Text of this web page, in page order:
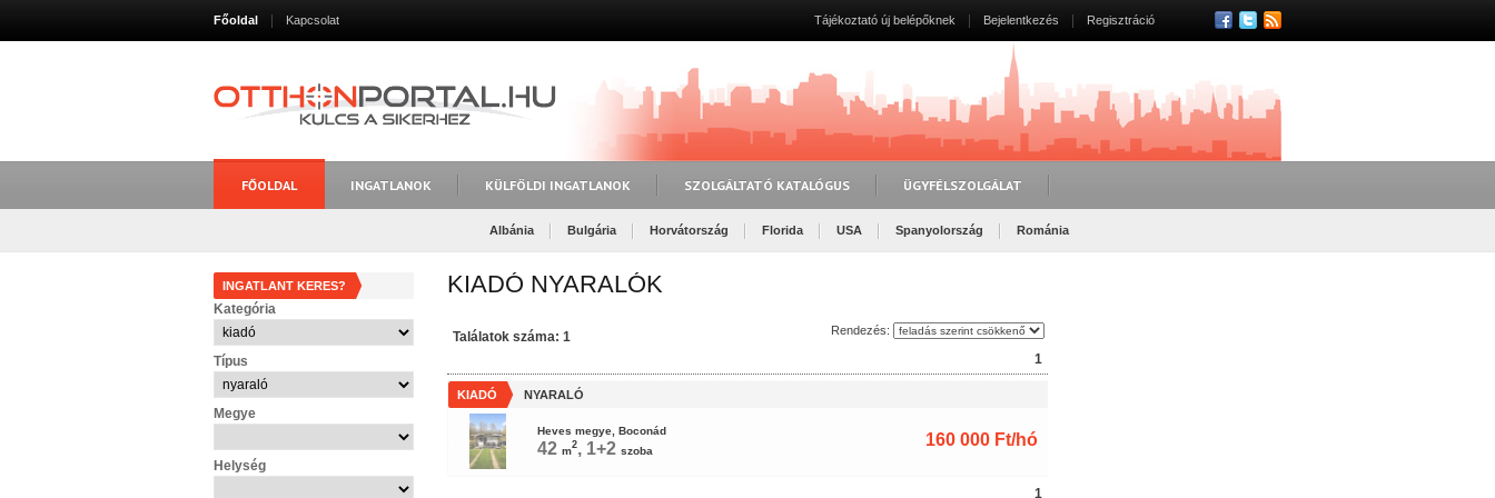
Főoldal Kapcsolat Tájékoztató új belépőknek Bejelentkezés Regisztráció
FŐOLDAL INGATLANOK KÜLFÖLDI INGATLANOK SZOLGÁLTATÓ KATALÓGUS ÜGYFÉLSZOLGÁLAT
Albánia Bulgária Horvátország Florida USA Spanyolország Románia
INGATLANT KERES?
Kategória
Típus
Megye
Helység
KIADÓ NYARALÓK
Rendezés:
Találatok száma: 1
1
KIADÓ NYARALÓ
160 000 Ft/hó
Heves megye, Boconád
42 m2, 1+2 szoba
1